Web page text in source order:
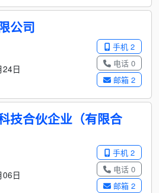
公司
手机 2
电话 0
邮箱 2
日
技合伙企业（有限合
手机 2
电话 0
邮箱 2
日